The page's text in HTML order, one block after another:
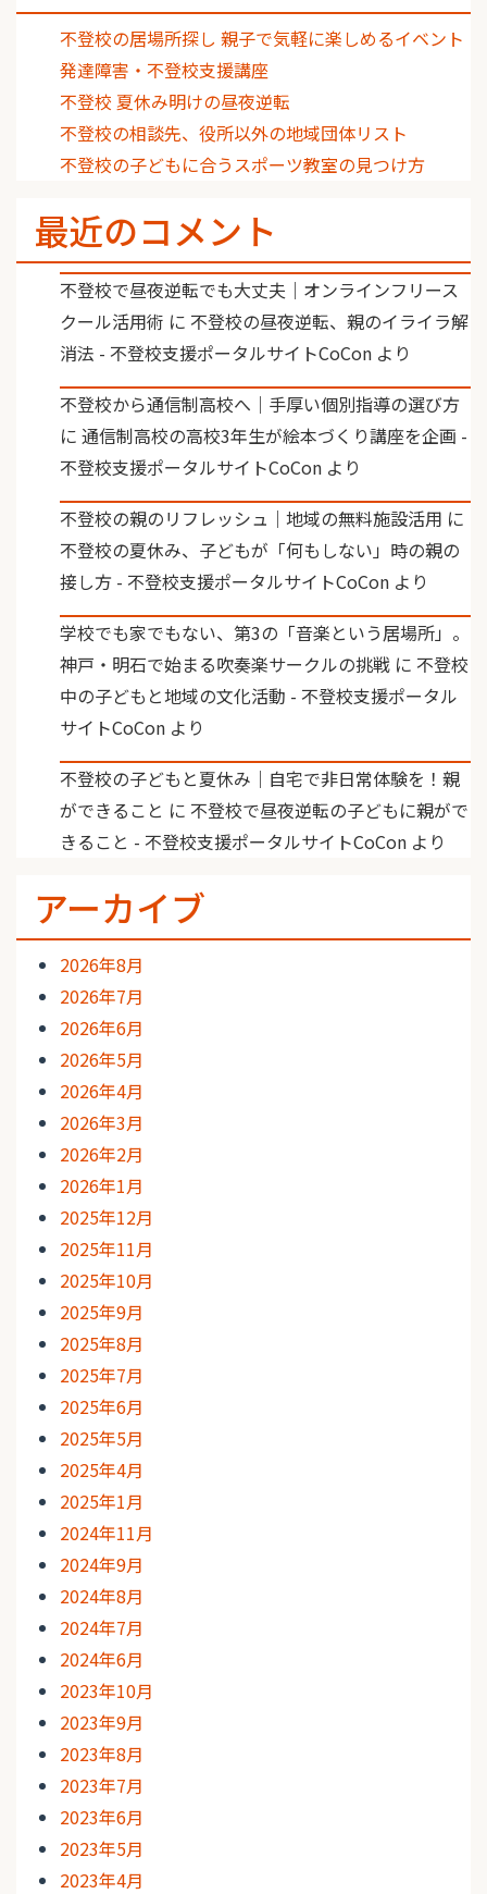
不登校の居場所探し 親子で気軽に楽しめるイベント
発達障害・不登校支援講座
不登校 夏休み明けの昼夜逆転
不登校の相談先、役所以外の地域団体リスト
不登校の子どもに合うスポーツ教室の見つけ方
最近のコメント
不登校で昼夜逆転でも大丈夫｜オンラインフリース
クール活用術 に 不登校の昼夜逆転、親のイライラ解
消法 - 不登校支援ポータルサイトCoCon より
不登校から通信制高校へ｜手厚い個別指導の選び方
に 通信制高校の高校3年生が絵本づくり講座を企画 -
不登校支援ポータルサイトCoCon より
不登校の親のリフレッシュ｜地域の無料施設活用 に
不登校の夏休み、子どもが「何もしない」時の親の
接し方 - 不登校支援ポータルサイトCoCon より
学校でも家でもない、第3の「音楽という居場所」。
神戸・明石で始まる吹奏楽サークルの挑戦 に 不登校
中の子どもと地域の文化活動 - 不登校支援ポータル
サイトCoCon より
不登校の子どもと夏休み｜自宅で非日常体験を！親
ができること に 不登校で昼夜逆転の子どもに親がで
きること - 不登校支援ポータルサイトCoCon より
アーカイブ
2026年8月
2026年7月
2026年6月
2026年5月
2026年4月
2026年3月
2026年2月
2026年1月
2025年12月
2025年11月
2025年10月
2025年9月
2025年8月
2025年7月
2025年6月
2025年5月
2025年4月
2025年1月
2024年11月
2024年9月
2024年8月
2024年7月
2024年6月
2023年10月
2023年9月
2023年8月
2023年7月
2023年6月
2023年5月
2023年4月